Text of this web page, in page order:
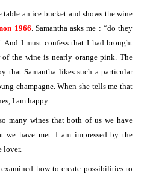
an ice bucket and shows the wine
1966 . Samantha asks me : “do they
And I must confess that I had brought
the wine is nearly orange pink. The
that Samantha likes such a particular
champagne. When she tells me that
I am happy.
many wines that both of us we have
we have met. I am impressed by the
lover.
how to create possibilities to